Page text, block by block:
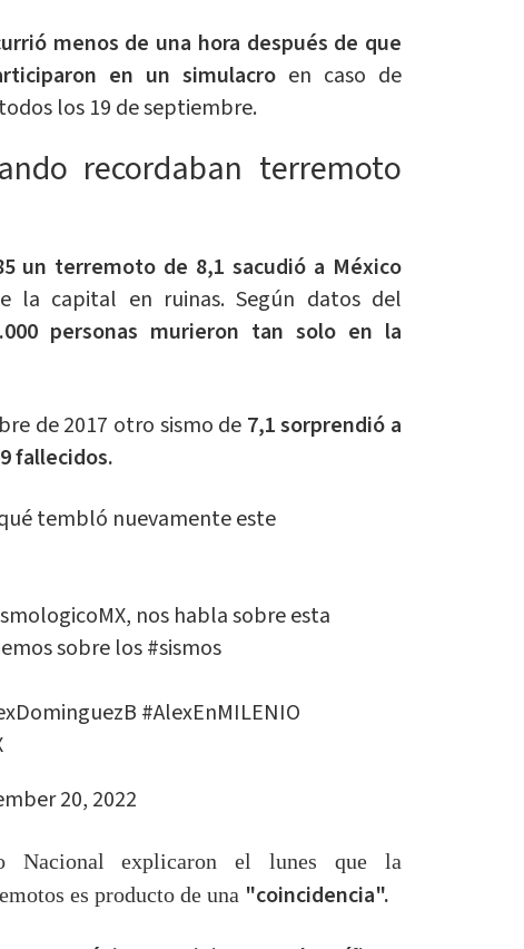
menos de una hora después de que
en un simulacroen caso de
los 19 de septiembre.
recordaban terremoto
un terremoto de 8,1 sacudió a México
la capital en ruinas. Según datos del
personas murieron tan solo en la
de 2017 otro sismo de 7,1 sorprendió a
fallecidos.
tembló nuevamente este
, nos habla sobre esta
sobre los#sismos
#AlexEnMILENIO
20, 2022
Nacional explicaron el lunes que la
es producto de una "coincidencia".